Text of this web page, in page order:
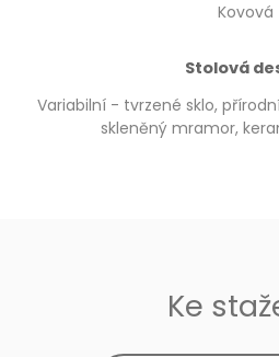
Kovová
Stolová
Variabilní - tvrzené sklo,
skleněný mramor,
Ke